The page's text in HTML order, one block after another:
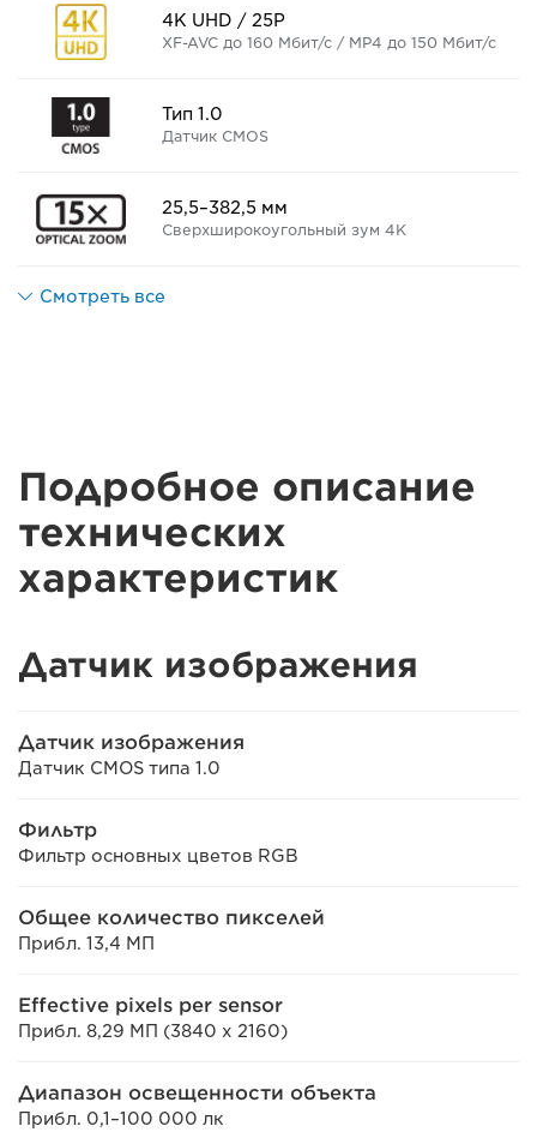
4K UHD / 25P
XF-AVC до 160 Мбит/с / MP4 до 150 Мбит/с
Тип 1.0
Датчик CMOS
25,5–382,5 мм
Сверхширокоугольный зум 4K
Смотреть все
Подробное описание
технических
характеристик
Датчик изображения
Датчик изображения
Датчик CMOS типа 1.0
Фильтр
Фильтр основных цветов RGB
Общее количество пикселей
Прибл. 13,4 МП
Effective pixels per sensor
Прибл. 8,29 МП (3840 x 2160)
Диапазон освещенности объекта
Прибл. 0,1–100 000 лк